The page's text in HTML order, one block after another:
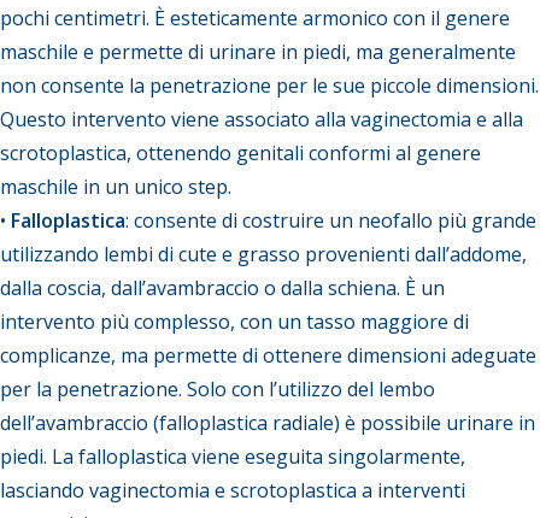
pochi centimetri. È esteticamente armonico con il genere
maschile e permette di urinare in piedi, ma generalmente
non consente la penetrazione per le sue piccole dimensioni.
Questo intervento viene associato alla vaginectomia e alla
scrotoplastica, ottenendo genitali conformi al genere
maschile in un unico step.
• Falloplastica: consente di costruire un neofallo più grande
utilizzando lembi di cute e grasso provenienti dall’addome,
dalla coscia, dall’avambraccio o dalla schiena. È un
intervento più complesso, con un tasso maggiore di
complicanze, ma permette di ottenere dimensioni adeguate
per la penetrazione. Solo con l’utilizzo del lembo
dell’avambraccio (falloplastica radiale) è possibile urinare in
piedi. La falloplastica viene eseguita singolarmente,
lasciando vaginectomia e scrotoplastica a interventi